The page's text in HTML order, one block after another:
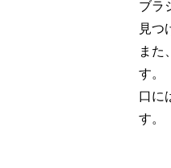
ブラ
見つ
また
す。
口に
す。